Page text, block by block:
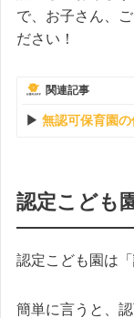
で、お子さん、
ださい！
関連記事
無認可保育園
認定こども
認定こども園は「
簡単に言うと、